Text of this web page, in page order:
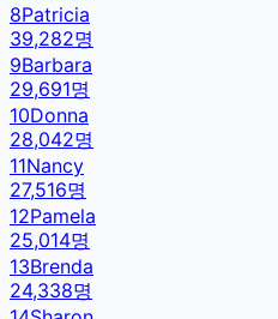
8Patricia
39,282명
9Barbara
29,691명
10Donna
28,042명
11Nancy
27,516명
12Pamela
25,014명
13Brenda
24,338명